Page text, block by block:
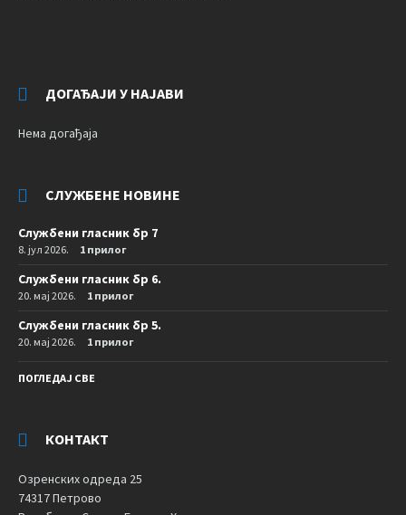
ДОГАЂАЈИ У НАЈАВИ
Нема догађаја
СЛУЖБЕНЕ НОВИНЕ
Службени гласник бр 7
8. јул 2026. 1 прилог
Службени гласник бр 6.
20. мај 2026. 1 прилог
Службени гласник бр 5.
20. мај 2026. 1 прилог
ПОГЛЕДАЈ СВЕ
КОНТАКТ
Озренских одреда 25
74317 Петрово